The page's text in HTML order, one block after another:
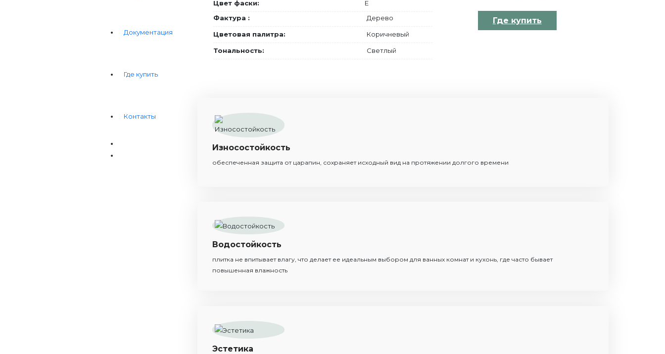
Документация
Где купить
Контакты
Цвет фаски:
E
Фактура :
Дерево
Цветовая палитра: Коричневый
Тональность: Светлый
Где купить
Износостойкость
обеспеченная защита от царапин, сохраняет исходный вид на протяжении долгого времени
Водостойкость
плитка не впитывает влагу, что делает ее идеальным выбором для ванных комнат и кухонь, где часто бывает
повышенная влажность
Эстетика